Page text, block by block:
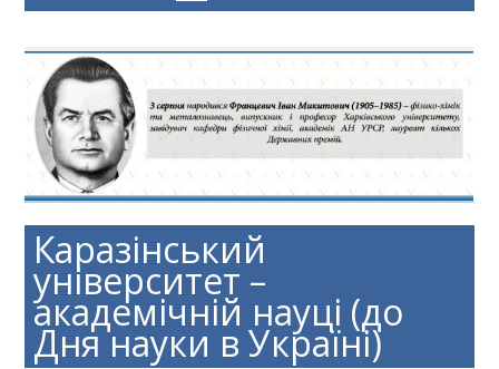
Каразінський
університет –
академічній науці (до
Дня науки в Україні)